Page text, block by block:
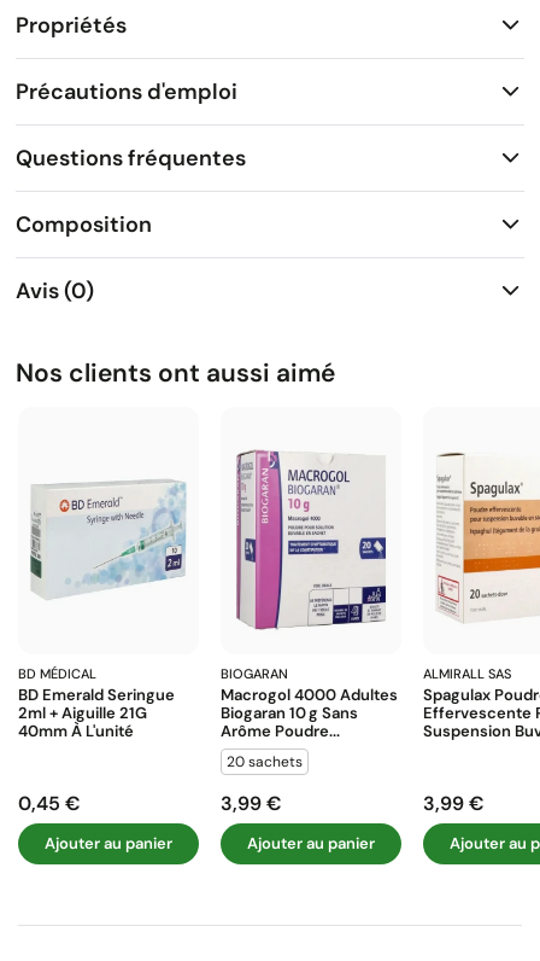
Propriétés
Précautions d'emploi
Questions fréquentes
Composition
Avis (0)
Nos clients ont aussi aimé
BD MÉDICAL
BD Emerald Seringue
2ml + Aiguille 21G
40mm À L'unité
Prix
0,45 €
Ajouter au panier
BIOGARAN
Macrogol 4000 Adultes
Biogaran 10 G Sans
Arôme Poudre...
20 sachets
Prix
3,99 €
Ajouter au panier
ALMIRALL SAS
Spagulax
Effervescente
Suspension
Prix
3,99 €
Ajouter au